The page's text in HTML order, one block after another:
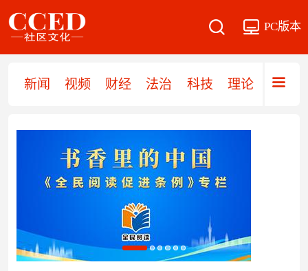
PC版本
新闻 视频 财经 法治 科技 理论 党建